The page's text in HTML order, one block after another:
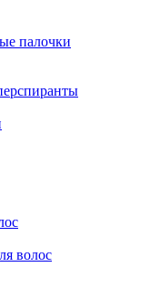
палочки
волос